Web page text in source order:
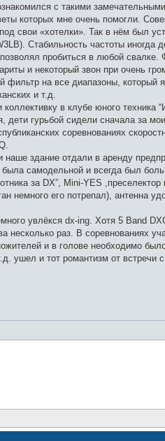
с такими
которых мне очень помогли.
свои «хотелки». Так в нём был
Стабильность частоты
пробиться в любой свалке.
и некоторый звон при очень
на все диапазоны, который
и т.д.
в клубе юного
гурьбой сидели сначала за
соревнованиях
здание отдали в аренду
самодельной и всегда был
за DX”, Mini-YES
немного его потрепал), антенна
увлёкся dx-ing. Хотя 5 Band
раз. В соревнованиях
и в голове необходимо
ушел и тот романтизм от